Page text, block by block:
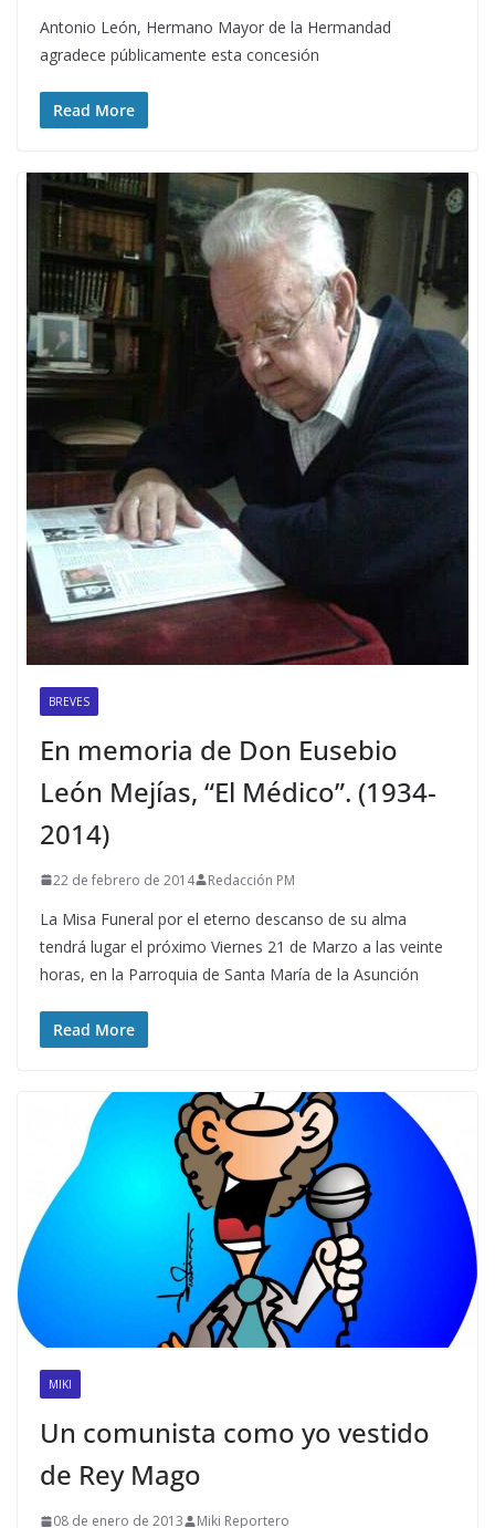
Antonio León, Hermano Mayor de la Hermandad
agradece públicamente esta concesión
Read More
BREVES
En memoria de Don Eusebio
León Mejías, “El Médico”. (1934-
2014)
22 de febrero de 2014 Redacción PM
La Misa Funeral por el eterno descanso de su alma
tendrá lugar el próximo Viernes 21 de Marzo a las veinte
horas, en la Parroquia de Santa María de la Asunción
Read More
MIKI
Un comunista como yo vestido
de Rey Mago
08 de enero de 2013 Miki Reportero